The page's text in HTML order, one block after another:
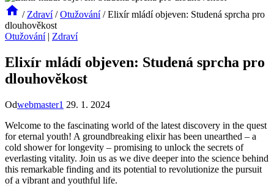
/ Zdraví / Otužování / Elixír mládí objeven: Studená sprcha pro
dlouhověkost
Otužování| Zdraví
Elixír mládí objeven: Studená sprcha pro
dlouhověkost
Odwebmaster1 29. 1. 2024
Welcome to the fascinating world of the latest discovery in the quest
for eternal youth! A groundbreaking elixir has been unearthed – a
cold shower for longevity – promising to unlock the secrets of
everlasting vitality. Join us as we dive deeper into the science behind
this remarkable finding and its potential to revolutionize the pursuit
of a vibrant and youthful life.